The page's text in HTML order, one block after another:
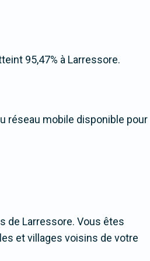
95,47% à Larressore.
réseau mobile disponible pour
de Larressore. Vous êtes
et villages voisins de votre